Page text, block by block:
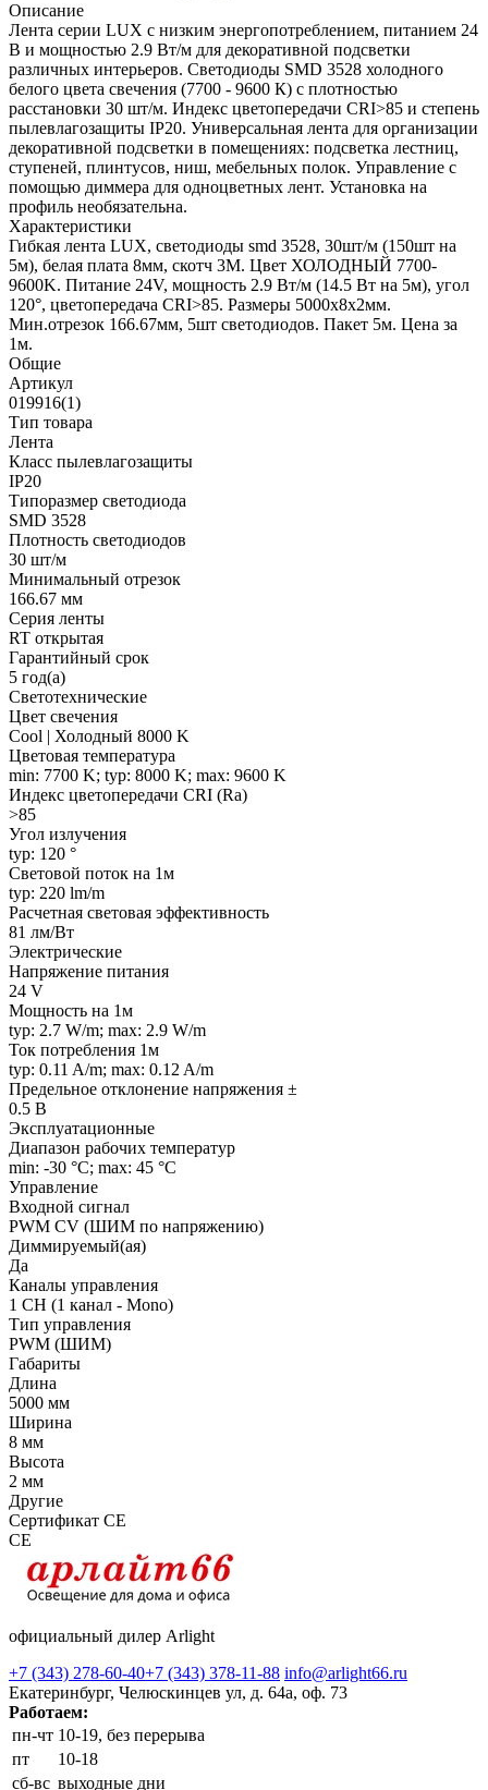
Описание
Лента серии LUX с низким энергопотреблением, питанием 24
В и мощностью 2.9 Вт/м для декоративной подсветки
различных интерьеров. Светодиоды SMD 3528 холодного
белого цвета свечения (7700 - 9600 К) с плотностью
расстановки 30 шт/м. Индекс цветопередачи CRI>85 и степень
пылевлагозащиты IP20. Универсальная лента для организации
декоративной подсветки в помещениях: подсветка лестниц,
ступеней, плинтусов, ниш, мебельных полок. Управление с
помощью диммера для одноцветных лент. Установка на
профиль необязательна.
Характеристики
Гибкая лента LUX, светодиоды smd 3528, 30шт/м (150шт на
5м), белая плата 8мм, скотч 3М. Цвет ХОЛОДНЫЙ 7700-
9600K. Питание 24V, мощность 2.9 Вт/м (14.5 Вт на 5м), угол
120°, цветопередача CRI>85. Размеры 5000х8x2мм.
Мин.отрезок 166.67мм, 5шт светодиодов. Пакет 5м. Цена за
1м.
Общие
Артикул
019916(1)
Тип товара
Лента
Класс пылевлагозащиты
IP20
Типоразмер светодиода
SMD 3528
Плотность светодиодов
30 шт/м
Минимальный отрезок
166.67 мм
Серия ленты
RT открытая
Гарантийный срок
5 год(а)
Светотехнические
Цвет свечения
Cool | Холодный 8000 K
Цветовая температура
min: 7700 K; typ: 8000 K; max: 9600 K
Индекс цветопередачи CRI (Ra)
>85
Угол излучения
typ: 120 °
Световой поток на 1м
typ: 220 lm/m
Расчетная световая эффективность
81 лм/Вт
Электрические
Напряжение питания
24 V
Мощность на 1м
typ: 2.7 W/m; max: 2.9 W/m
Ток потребления 1м
typ: 0.11 A/m; max: 0.12 A/m
Предельное отклонение напряжения ±
0.5 В
Эксплуатационные
Диапазон рабочих температур
min: -30 °C; max: 45 °C
Управление
Входной сигнал
PWM СV (ШИМ по напряжению)
Диммируемый(ая)
Да
Каналы управления
1 CH (1 канал - Mono)
Тип управления
PWM (ШИМ)
Габариты
Длина
5000 мм
Ширина
8 мм
Высота
2 мм
Другие
Сертификат CE
CE
официальный дилер Arlight
+7 (343) 278-60-40+7 (343) 378-11-88 info@arlight66.ru
Екатеринбург, Челюскинцев ул, д. 64а, оф. 73
Работаем:
пн-чт 10-19, без перерыва
пт
10-18
сб-вс выходные дни